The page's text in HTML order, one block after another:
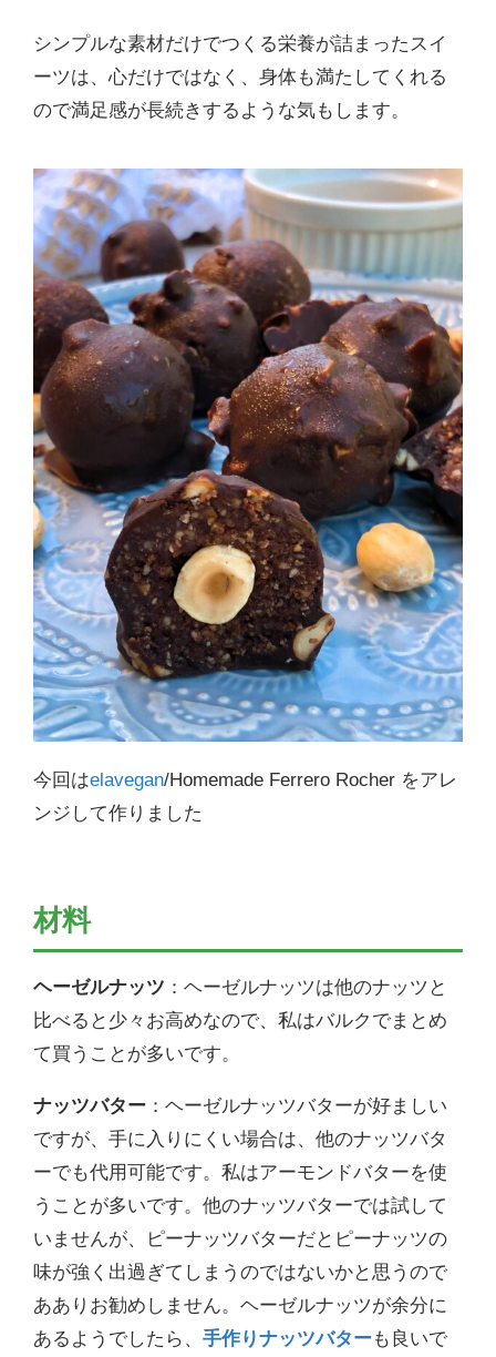
シンプルな素材だけでつくる栄養が詰まったスイ
ーツは、心だけではなく、身体も満たしてくれる
ので満足感が長続きするような気もします。
今回はelavegan/Homemade Ferrero Rocher をアレ
ンジして作りました
材料
ヘーゼルナッツ ：ヘーゼルナッツは他のナッツと
比べると少々お高めなので、私はバルクでまとめ
て買うことが多いです。
ナッツバター ：ヘーゼルナッツバターが好ましい
ですが、手に入りにくい場合は、他のナッツバタ
ーでも代用可能です。私はアーモンドバターを使
うことが多いです。他のナッツバターでは試して
いませんが、ピーナッツバターだとピーナッツの
味が強く出過ぎてしまうのではないかと思うので
あありお勧めしません。ヘーゼルナッツが余分に
あるようでしたら、 手作りナッツバターも良いで